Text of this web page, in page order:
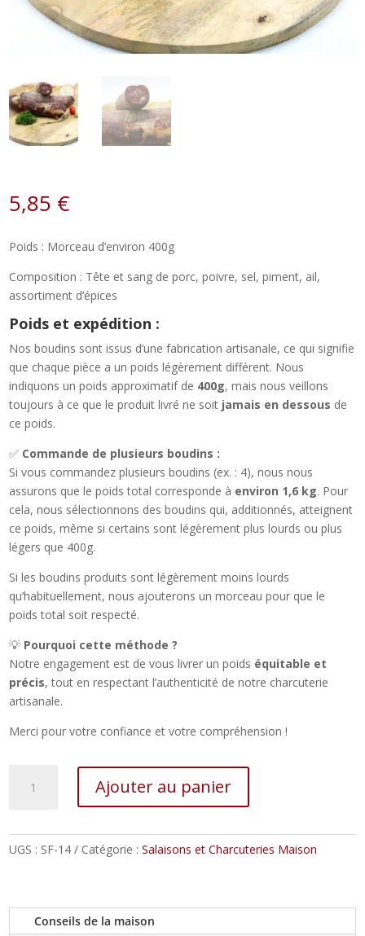
5,85 €
Poids : Morceau d’environ 400g
Composition : Tête et sang de porc, poivre, sel, piment, ail,
assortiment d’épices
Poids et expédition :
Nos boudins sont issus d’une fabrication artisanale, ce qui signifie
que chaque pièce a un poids légèrement différent. Nous
indiquons un poids approximatif de 400g, mais nous veillons
toujours à ce que le produit livré ne soit jamais en dessous de
ce poids.
✅ Commande de plusieurs boudins :
Si vous commandez plusieurs boudins (ex. : 4), nous nous
assurons que le poids total corresponde à environ 1,6 kg. Pour
cela, nous sélectionnons des boudins qui, additionnés, atteignent
ce poids, même si certains sont légèrement plus lourds ou plus
légers que 400g.
Si les boudins produits sont légèrement moins lourds
qu’habituellement, nous ajouterons un morceau pour que le
poids total soit respecté.
💡 Pourquoi cette méthode ?
Notre engagement est de vous livrer un poids équitable et
précis, tout en respectant l’authenticité de notre charcuterie
artisanale.
Merci pour votre confiance et votre compréhension !
(frais)
Ajouter au panier
UGS : SF-14 Catégorie :Salaisons et Charcuteries Maison
Conseils de la maison